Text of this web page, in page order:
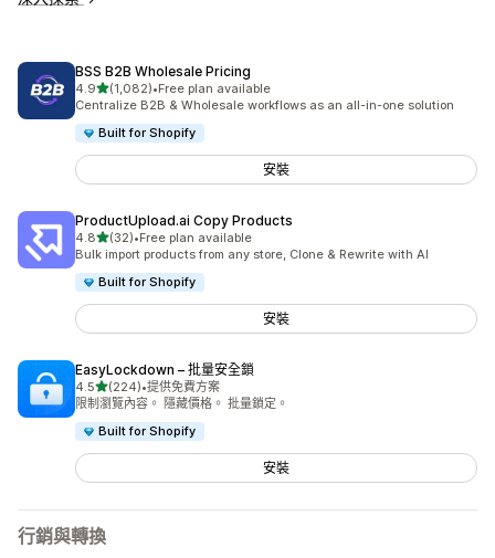
BSS B2B Wholesale Pricing
4.9滿分 5 顆星
(1,082)
共有 1082 則評價
•Free plan available
Centralize B2B & Wholesale workflows as an all-in-one solution
Built for Shopify
安裝
ProductUpload.ai Copy Products
4.8滿分 5 顆星
(32)
共有 32 則評價
•Free plan available
Bulk import products from any store, Clone & Rewrite with AI
Built for Shopify
安裝
EasyLockdown – 批量安全鎖
4.5滿分 5 顆星
(224)
共有 224 則評價
•提供免費方案
限制瀏覽內容。 隱藏價格。 批量鎖定。
Built for Shopify
安裝
行銷與轉換